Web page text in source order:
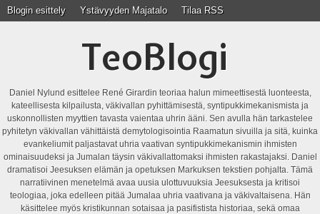
Blogin esittely Ystävyyden Majatalo Tilaa RSS
TeoBlogi
Daniel Nylund esittelee René Girardin teoriaa halun mimeettisestä luonteesta,
kateellisesta kilpailusta, väkivallan pyhittämisestä, syntipukkimekanismista ja
uskonnollisten myyttien tavasta vaientaa uhrin ääni. Sen avulla hän tarkastelee
pyhitetyn väkivallan vähittäistä demytologisointia Raamatun sivuilla ja sitä, kuinka
evankeliumit paljastavat uhria vaativan syntipukkimekanismin ihmisten
ominaisuudeksi ja Jumalan täysin väkivallattomaksi ihmisten rakastajaksi. Daniel
dramatisoi Jeesuksen elämän ja opetuksen Markuksen tekstien pohjalta. Tämä
narratiivinen menetelmä avaa uusia ulottuvuuksia Jeesuksesta ja kritisoi
teologiaa, joka edelleen pitää Jumalaa uhria vaativana ja väkivaltaisena. Hän
käsittelee myös kristikunnan sotaisaa ja pasifistista historiaa, sekä omaa